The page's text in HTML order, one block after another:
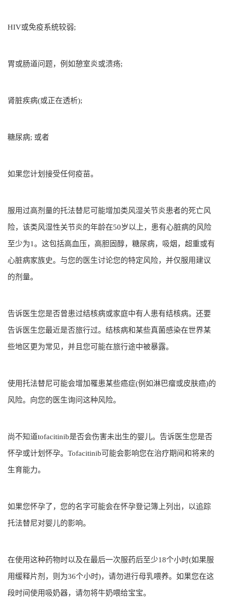
HIV或免疫系统较弱;
胃或肠道问题，例如憩室炎或溃疡;
肾脏疾病(或正在透析);
糖尿病; 或者
如果您计划接受任何疫苗。
服用过高剂量的托法替尼可能增加类风湿关节炎患者的死亡风
险，该类风湿性关节炎的年龄在50岁以上，患有心脏病的风险
至少为1。这包括高血压，高胆固醇，糖尿病，吸烟，超重或有
心脏病家族史。与您的医生讨论您的特定风险，并仅服用建议
的剂量。
告诉医生您是否曾患过结核病或家庭中有人患有结核病。还要
告诉医生您最近是否旅行过。结核病和某些真菌感染在世界某
些地区更为常见，并且您可能在旅行途中被暴露。
使用托法替尼可能会增加罹患某些癌症(例如淋巴瘤或皮肤癌)的
风险。向您的医生询问这种风险。
尚不知道tofacitinib是否会伤害未出生的婴儿。告诉医生您是否
怀孕或计划怀孕。Tofacitinib可能会影响您在治疗期间和将来的
生育能力。
如果您怀孕了，您的名字可能会在怀孕登记簿上列出，以追踪
托法替尼对婴儿的影响。
在使用这种药物时以及在最后一次服药后至少18个小时(如果服
用缓释片剂，则为36个小时)，请勿进行母乳喂养。如果您在这
段时间使用吸奶器，请勿将牛奶喂给宝宝。